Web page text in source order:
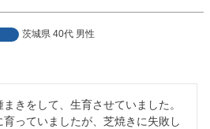
茨城県 40代 男性
きをして、生育させていました。
っていましたが、芝焼きに失敗し